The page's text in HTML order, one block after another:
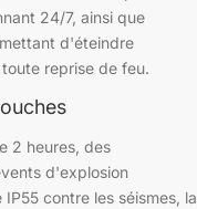
24/7, ainsi que
d'éteindre
reprise de feu.
2 heures, des
d'explosion
contre les séismes, la